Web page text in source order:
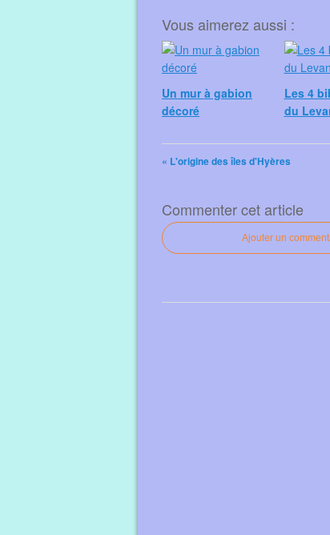
Vous aimerez aussi :
Un mur à gabion
décoré
Les 4
du
« L'origine des îles d'Hyères
Commenter cet article
Ajouter un